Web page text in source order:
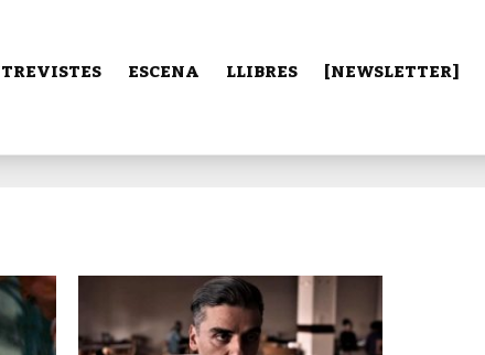
ESCENA LLIBRES [NEWSLETTER]